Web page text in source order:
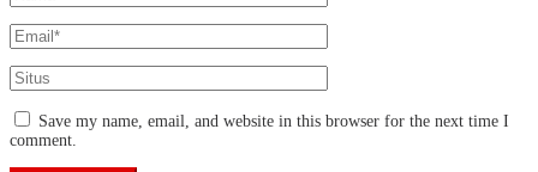
Save my name, email, and website in this browser for the next time I
comment.